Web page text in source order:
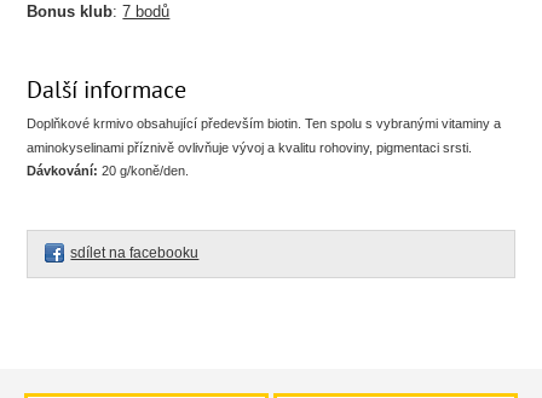
Bonus klub:7 bodů
Další informace
Doplňkové krmivo obsahující především biotin. Ten spolu s vybranými vitaminy a
aminokyselinami příznivě ovlivňuje vývoj a kvalitu rohoviny, pigmentaci srsti.
Dávkování:20 g/koně/den.
sdílet na facebooku